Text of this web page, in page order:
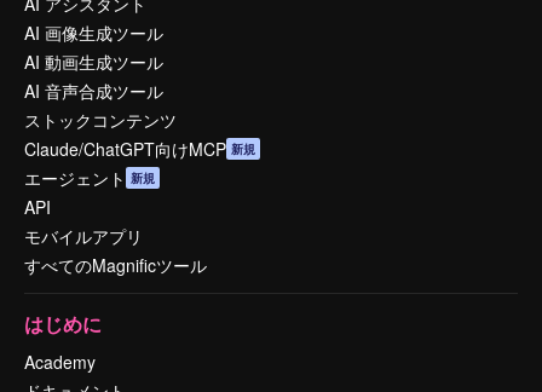
AI 画像生成ツール
AI 動画生成ツール
AI 音声合成ツール
ストックコンテンツ
Claude/ChatGPT向けMCP 新規
エージェント 新規
API
モバイルアプリ
すべてのMagnificツール
はじめに
Academy